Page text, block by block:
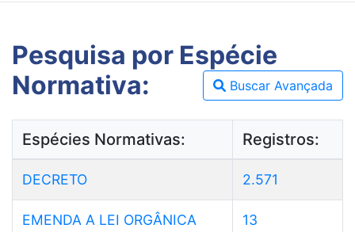
Pesquisa por Espécie
Normativa:
Buscar Avançada
Espécies Normativas: Registros:
DECRETO 2.571
EMENDA A LEI ORGÂNICA 13